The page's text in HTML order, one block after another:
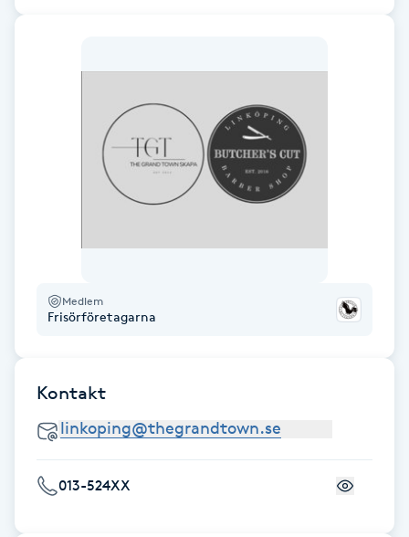
Hårborttagning
Hårbottenbehandling
Hårvård
Hälsprickor
Medlem
Frisörföretagarna
Kontakt
013-524XX